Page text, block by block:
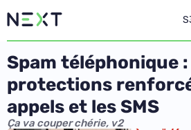
Spam téléphonique
protections
appels et les SMS
Ça va couper chérie, v2